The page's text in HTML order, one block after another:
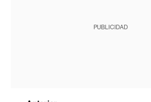
PUBLICIDAD